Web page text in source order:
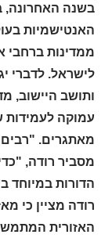
בשנה האחרונה,
האנטישמיות
ממדינות ברחבי
לישראל. לדברי
ותושב היישוב,
עמוקה לעמידות
מאתגרים. "רבים
מסביר רודה,
הדורות במיוחד
האזורית